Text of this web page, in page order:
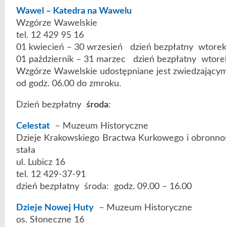
Wawel – Katedra na Wawelu
Wzgórze Wawelskie
tel. 12 429 95 16
01 kwiecień – 30 wrzesień dzień bezpłatny
01 październik – 31 marzec dzień bezpłatny
Wzgórze Wawelskie udostępniane jest
od godz. 06.00 do zmroku.
Dzień bezpłatny środa:
Celestat – Muzeum Historyczne
Dzieje Krakowskiego Bractwa Kurkowego i
stała
ul. Lubicz 16
tel. 12 429-37-91
dzień bezpłatny środa: godz. 09.00 – 16.00
Dzieje Nowej Huty – Muzeum Historyczne
os. Słoneczne 16